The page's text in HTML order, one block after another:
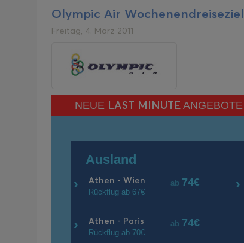
Olympic Air
Freitag, 4. März 2011
NEUE LAST MINUTEANGEBOTE
Ausland
› Athen - Wien
Rückflug ab 67€
ab 74€ ›
› Athen - Paris
Rückflug ab 70€
ab 74€